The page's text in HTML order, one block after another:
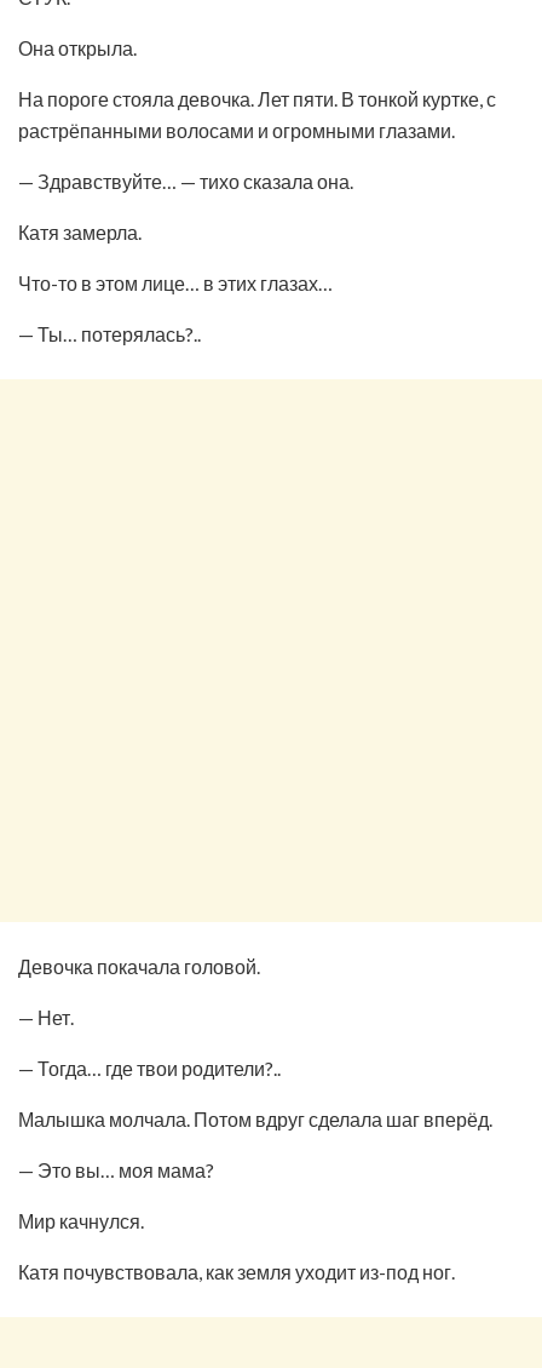
Она открыла.
На пороге стояла девочка. Лет пяти. В тонкой куртке, с
растрёпанными волосами и огромными глазами.
— Здравствуйте… — тихо сказала она.
Катя замерла.
Что-то в этом лице… в этих глазах…
— Ты… потерялась?..
Девочка покачала головой.
— Нет.
— Тогда… где твои родители?..
Малышка молчала. Потом вдруг сделала шаг вперёд.
— Это вы… моя мама?
Мир качнулся.
Катя почувствовала, как земля уходит из-под ног.